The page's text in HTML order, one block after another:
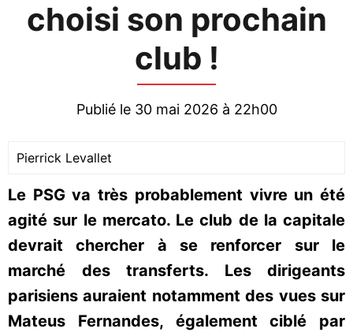
choisi son prochain
club !
Publié le 30 mai 2026 à 22h00
Pierrick Levallet
Le PSG va très probablement vivre un été
agité sur le mercato. Le club de la capitale
devrait chercher à se renforcer sur le
marché des transferts. Les dirigeants
parisiens auraient notamment des vues sur
Mateus Fernandes, également ciblé par